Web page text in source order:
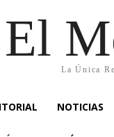
El
La Única
NOTICIAS